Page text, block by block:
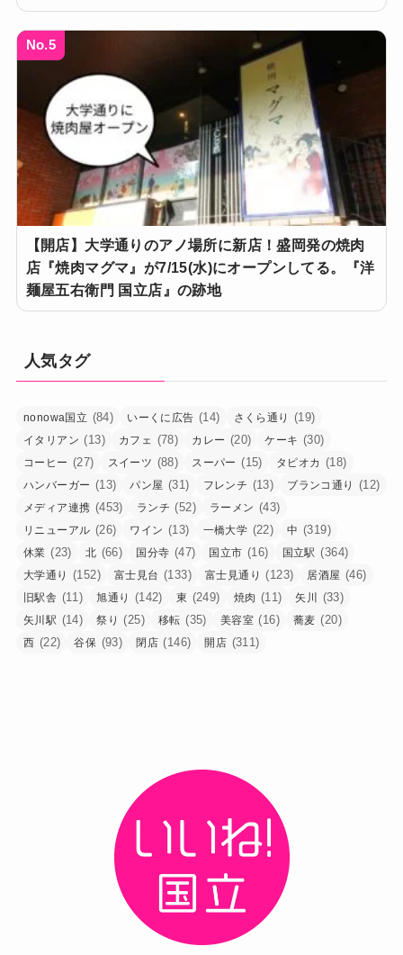
No.5
【開店】大学通りのアノ場所に新店！盛岡発の焼肉
店『焼肉マグマ』が7/15(水)にオープンしてる。『洋
麺屋五右衛門 国立店』の跡地
人気タグ
nonowa国立 (84) いーくに広告 (14) さくら通り (19)
イタリアン (13) カフェ (78) カレー (20) ケーキ (30)
コーヒー (27) スイーツ (88) スーパー (15) タピオカ (18)
ハンバーガー (13) パン屋 (31) フレンチ (13) ブランコ通り (12)
メディア連携 (453) ランチ (52) ラーメン (43)
リニューアル (26) ワイン (13) 一橋大学 (22) 中 (319)
休業 (23) 北 (66) 国分寺 (47) 国立市 (16) 国立駅 (364)
大学通り (152) 富士見台 (133) 富士見通り (123) 居酒屋 (46)
旧駅舎 (11) 旭通り (142) 東 (249) 焼肉 (11) 矢川 (33)
矢川駅 (14) 祭り (25) 移転 (35) 美容室 (16) 蕎麦 (20)
西 (22) 谷保 (93) 閉店 (146) 開店 (311)